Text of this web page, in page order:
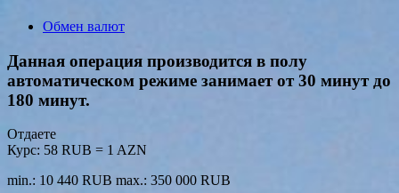
Обмен валют
Данная операция производится в полу
автоматическом режиме занимает от 30 минут до
180 минут.
Отдаете
Курс: 58 RUB = 1 AZN
min.: 10 440 RUB max.: 350 000 RUB